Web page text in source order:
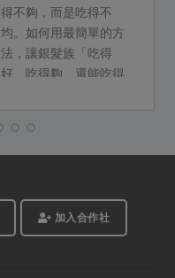
得不夠，而是吃得不
均。如何用最簡單的方
法，讓銀髮族「吃得
好、吃得夠、還能吃得
別邀請資深營養師柯蘊
出發，設計以「飲品」
的營養缺口。加入合作社